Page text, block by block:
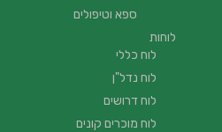
ספא וטיפולים
לוחות
לוח כללי
לוח נדל"ן
לוח דרושים
לוח מוכרים קונים